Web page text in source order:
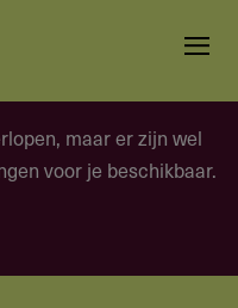
maar er zijn wel
voor je beschikbaar.